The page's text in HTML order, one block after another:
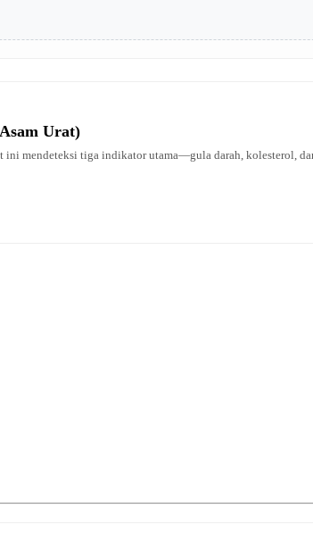
Urat)
mendeteksi tiga indikator utama—gula darah, kolesterol,